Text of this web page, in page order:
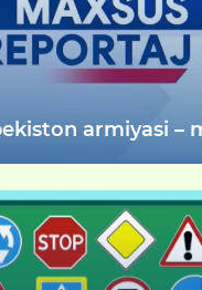
armiyasi –
faxri!" shiori